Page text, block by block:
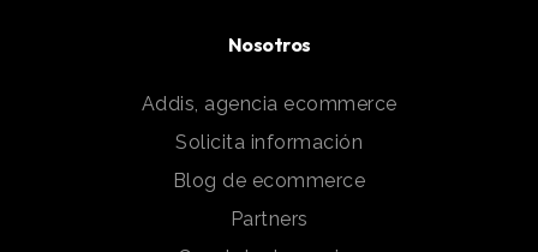
Nosotros
Addis, agencia ecommerce
Solicita información
Blog de ecommerce
Partners